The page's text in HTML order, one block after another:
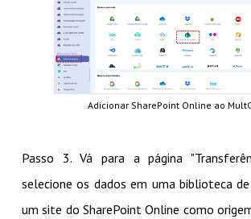
Adicionar SharePoint Online ao
Passo 3. Vá para a página
selecione os dados em uma biblioteca
um site do SharePoint Online como